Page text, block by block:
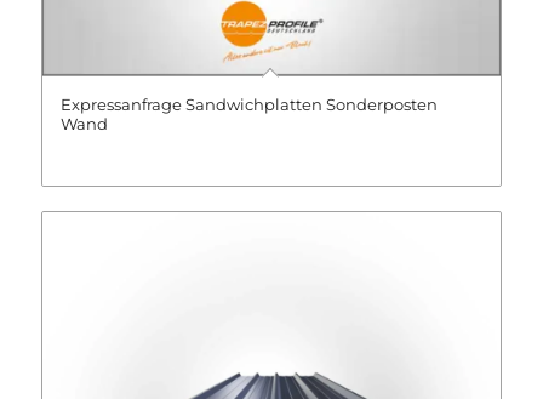
Expressanfrage Sandwichplatten Sonderposten
Wand